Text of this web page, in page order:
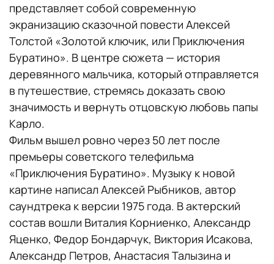
представляет собой современную
экранизацию сказочной повести Алексей
Толстой «Золотой ключик, или Приключения
Буратино». В центре сюжета — история
деревянного мальчика, который отправляется
в путешествие, стремясь доказать свою
значимость и вернуть отцовскую любовь папы
Карло.
Фильм вышел ровно через 50 лет после
премьеры советского телефильма
«Приключения Буратино». Музыку к новой
картине написал Алексей Рыбников, автор
саундтрека к версии 1975 года. В актерский
состав вошли Виталия Корниенко, Александр
Яценко, Федор Бондарчук, Виктория Исакова,
Александр Петров, Анастасия Талызина и